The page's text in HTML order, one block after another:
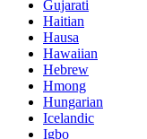
Gujarati
Haitian
Hausa
Hawaiian
Hebrew
Hmong
Hungarian
Icelandic
Igbo